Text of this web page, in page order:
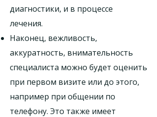
диагностики, и в процессе
лечения.
Наконец, вежливость,
аккуратность, внимательность
специалиста можно будет оценить
при первом визите или до этого,
например при общении по
телефону. Это также имеет